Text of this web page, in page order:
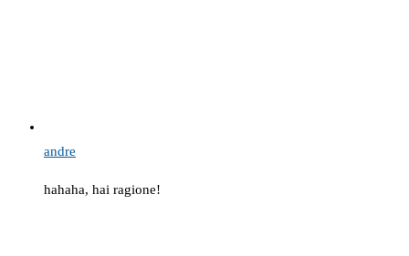
andre
hahaha, hai ragione!